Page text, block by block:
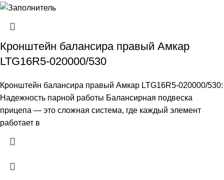
Кронштейн балансира правый Амкар
LTG16R5-020000/530
Кронштейн балансира правый Амкар LTG16R5-020000/530:
Надежность парной работы Балансирная подвеска
прицепа — это сложная система, где каждый элемент
работает в